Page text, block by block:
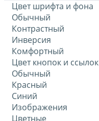
Цвет шрифта и фона
Обычный
Контрастный
Инверсия
Комфортный
Цвет кнопок и ссылок
Обычный
Красный
Синий
Изображения
Цветные